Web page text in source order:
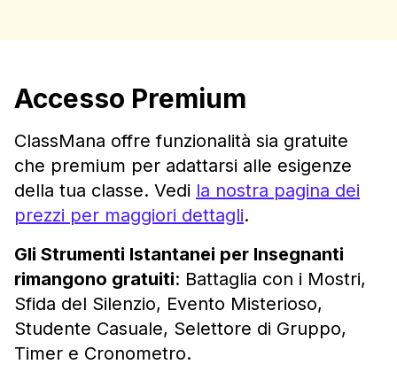
Accesso Premium
ClassMana offre funzionalità sia gratuite
che premium per adattarsi alle esigenze
della tua classe. Vedi la nostra pagina dei
prezzi per maggiori dettagli.
Gli Strumenti Istantanei per Insegnanti
rimangono gratuiti: Battaglia con i Mostri,
Sfida del Silenzio, Evento Misterioso,
Studente Casuale, Selettore di Gruppo,
Timer e Cronometro.